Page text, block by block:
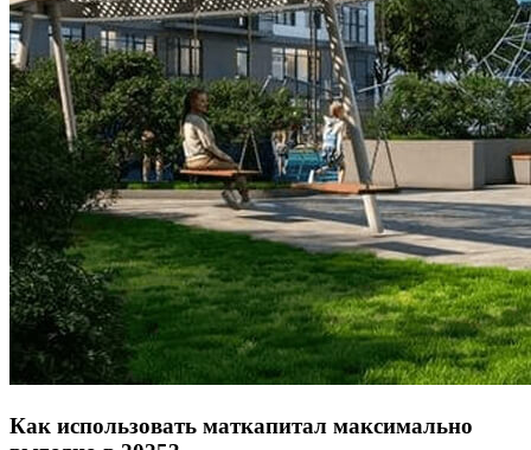
Как использовать маткапитал максимально